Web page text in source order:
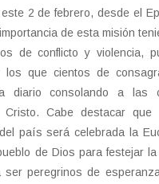
2 de febrero, desde el
de esta misión
de conflicto y violencia,
los que cientos de
diario consolando a las
Cristo. Cabe destacar que
país será celebrada la
de Dios para festejar
ser peregrinos de